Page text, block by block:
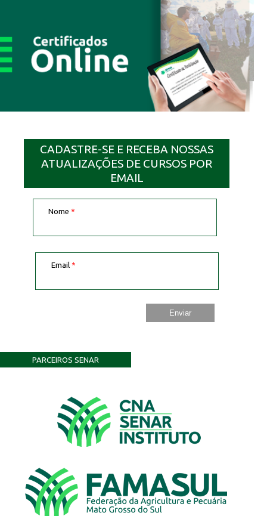
CADASTRE-SE E RECEBA NOSSAS
ATUALIZAÇÕES DE CURSOS POR
EMAIL
Nome *
Email *
PARCEIROS SENAR